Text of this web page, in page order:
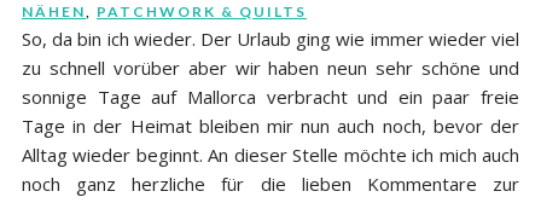
NÄHEN
PATCHWORK & QUILTS
So, da bin ich wieder. Der Urlaub ging wie immer wieder viel
zu schnell vorüber aber wir haben neun sehr schöne und
sonnige Tage auf Mallorca verbracht und ein paar freie
Tage in der Heimat bleiben mir nun auch noch, bevor der
Alltag wieder beginnt. An dieser Stelle möchte ich mich auch
noch ganz herzliche für die lieben Kommentare zur